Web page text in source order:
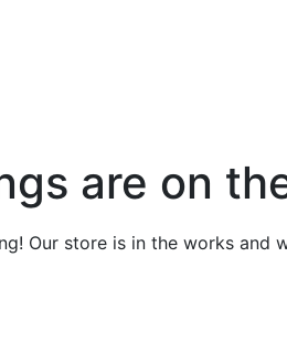
are on
Our store is in the works and